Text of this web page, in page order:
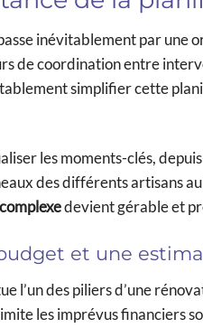
inévitablement par une
de coordination entre
simplifier cette
les moments-clés,
des différents artisans
devient gérable et
et une
l’un des piliers d’une
les imprévus financiers